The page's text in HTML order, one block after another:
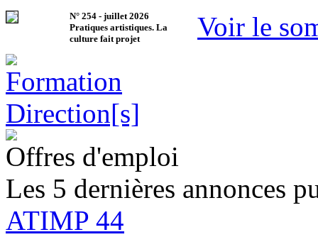
N° 254 - juillet 2026
Pratiques artistiques. La
culture fait projet
Voir le
Offres d'emploi
Les 5 dernières annonces
ATIMP 44